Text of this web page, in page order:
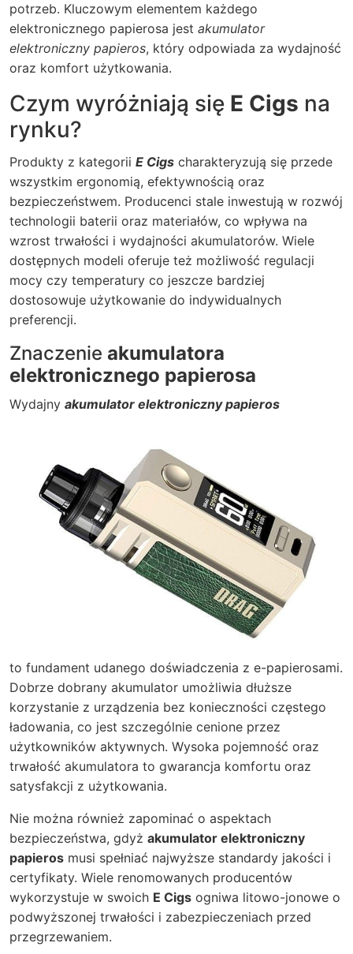
potrzeb. Kluczowym elementem każdego
elektronicznego papierosa jest akumulator
elektroniczny papieros, który odpowiada za wydajność
oraz komfort użytkowania.
Czym wyróżniają się E Cigs na
rynku?
Produkty z kategorii E Cigs charakteryzują się przede
wszystkim ergonomią, efektywnością oraz
bezpieczeństwem. Producenci stale inwestują w rozwój
technologii baterii oraz materiałów, co wpływa na
wzrost trwałości i wydajności akumulatorów. Wiele
dostępnych modeli oferuje też możliwość regulacji
mocy czy temperatury co jeszcze bardziej
dostosowuje użytkowanie do indywidualnych
preferencji.
Znaczenie akumulatora
elektronicznego papierosa
Wydajny akumulator elektroniczny papieros
to fundament udanego doświadczenia z e-papierosami.
Dobrze dobrany akumulator umożliwia dłuższe
korzystanie z urządzenia bez konieczności częstego
ładowania, co jest szczególnie cenione przez
użytkowników aktywnych. Wysoka pojemność oraz
trwałość akumulatora to gwarancja komfortu oraz
satysfakcji z użytkowania.
Nie można również zapominać o aspektach
bezpieczeństwa, gdyż akumulator elektroniczny
papieros musi spełniać najwyższe standardy jakości i
certyfikaty. Wiele renomowanych producentów
wykorzystuje w swoich E Cigs ogniwa litowo-jonowe o
podwyższonej trwałości i zabezpieczeniach przed
przegrzewaniem.